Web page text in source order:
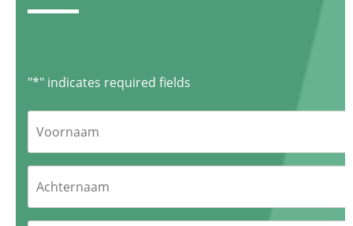
"*" indicates required fields